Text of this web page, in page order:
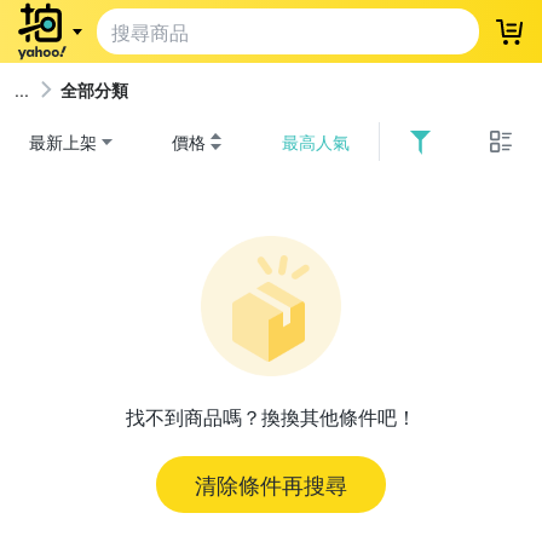
登
全部分類
最新上架 價格 最高人氣
找不到商品嗎？換換其他條件吧！
清除條件再搜尋